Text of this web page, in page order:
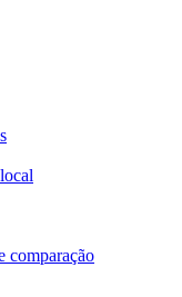
comparação